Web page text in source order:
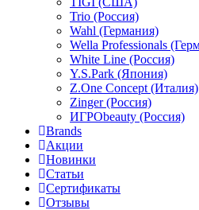
Trio (Россия)
Wahl (Германия)
Wella Professionals
White Line (Россия)
Y.S.Park (Япония)
Z.One Concept (Италия)
Zinger (Россия)
ИГРОbeauty (Россия)
Brands
Акции
Новинки
Статьи
Сертификаты
Отзывы